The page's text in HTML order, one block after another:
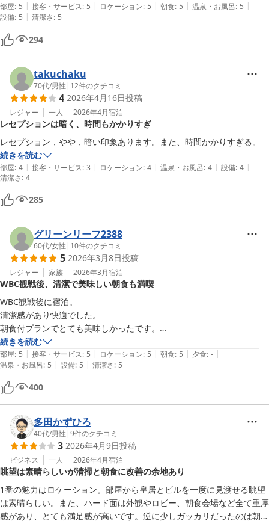
部屋: 5 | 接客・サービス: 5 | ロケーション: 5 | 朝食: 5 | 温泉・お風呂: 5 |
設備: 5 | 清潔さ: 5
294
takuchaku
70代/男性 | 12件のクチコミ
4 2026年4月16日投稿
レジャー 一人 2026年4月宿泊
レセプションは暗く、時間もかかりすぎ
レセプション，やや，暗い印象あります。また、時間かかりすぎる。
続きを読む
部屋: 4 | 接客・サービス: 3 | ロケーション: 4 | 温泉・お風呂: 4 | 設備: 4 |
清潔さ: 4
285
グリーンリーフ2388
60代/女性 | 10件のクチコミ
5 2026年3月8日投稿
レジャー 家族 2026年3月宿泊
WBC観戦後、清潔で美味しい朝食も満喫
WBC観戦後に宿泊。
清潔感があり快適でした。
朝食付プランでとても美味しかったです。
コーヒーのおかわりもできました。
皇居が近いので翌日は散策を楽しみました。
また利用したいです。
続きを読む
部屋: 5 | 接客・サービス: 5 | ロケーション: 5 | 朝食: 5 | 夕食: - |
温泉・お風呂: 5 | 設備: 5 | 清潔さ: 5
400
多田かずひろ
40代/男性 |9件のクチコミ
3 2026年4月9日投稿
ビジネス 一人 2026年4月宿泊
眺望は素晴らしいが清掃と朝食に改善の余地あり
1番の魅力はロケーション。部屋から皇居とビルを一度に見渡せる眺望
は素晴らしい。また、ハード面は外観やロビー、朝食会場など全て重厚
感があり、とても満足感が高いです。逆に少しガッカリだったのは朝